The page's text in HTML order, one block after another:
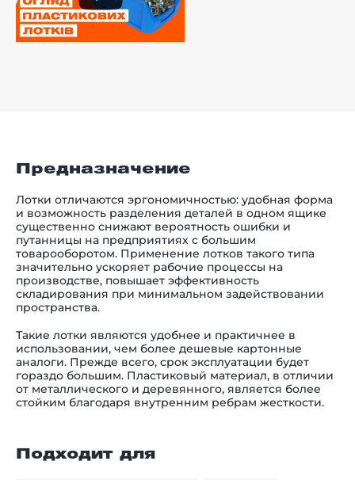
Предназначение
Лотки отличаются эргономичностью: удобная форма
и возможность разделения деталей в одном ящике
существенно снижают вероятность ошибки и
путанницы на предприятиях с большим
товарооборотом. Применение лотков такого типа
значительно ускоряет рабочие процессы на
производстве, повышает эффективность
складирования при минимальном задействовании
пространства.
Такие лотки являются удобнее и практичнее в
использовании, чем более дешевые картонные
аналоги. Прежде всего, срок эксплуатации будет
гораздо большим. Пластиковый материал, в отличии
от металлического и деревянного, является более
стойким благодаря внутренним ребрам жесткости.
Подходит для